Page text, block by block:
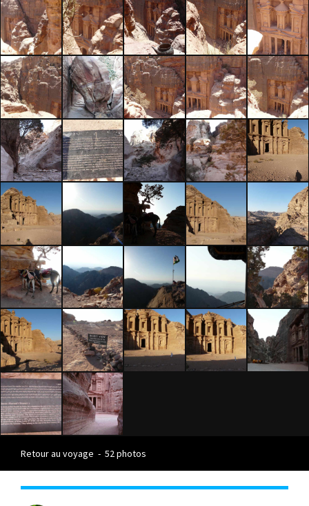
Retour au voyage - 52 photos